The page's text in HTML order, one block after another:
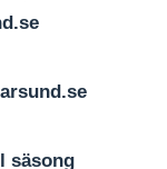
säsong